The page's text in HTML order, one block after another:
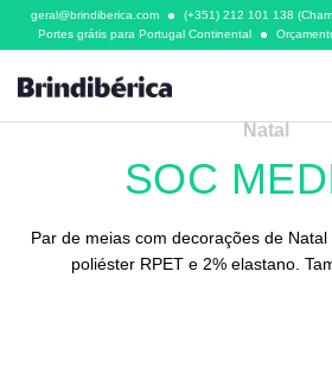
geral@brindiberica.com
(+351) 212 101 138
Portes grátis para Portugal Continental
Natal
SOC
Par de meias com decorações de
poliéster RPET e 2% elastano.